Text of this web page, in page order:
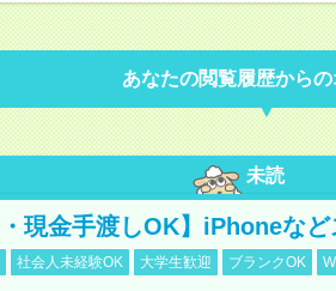
あなたの閲覧履歴からの
未読
・現金手渡しOK】iPhoneな
社会人未経験OK 大学生歓迎 ブランクOK